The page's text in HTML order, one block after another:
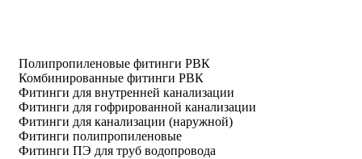
Полипропиленовые фитинги РВК
Комбинированные фитинги РВК
Фитинги для внутренней канализации
Фитинги для гофрированной канализации
Фитинги для канализации (наружной)
Фитинги полипропиленовые
Фитинги ПЭ для труб водопровода